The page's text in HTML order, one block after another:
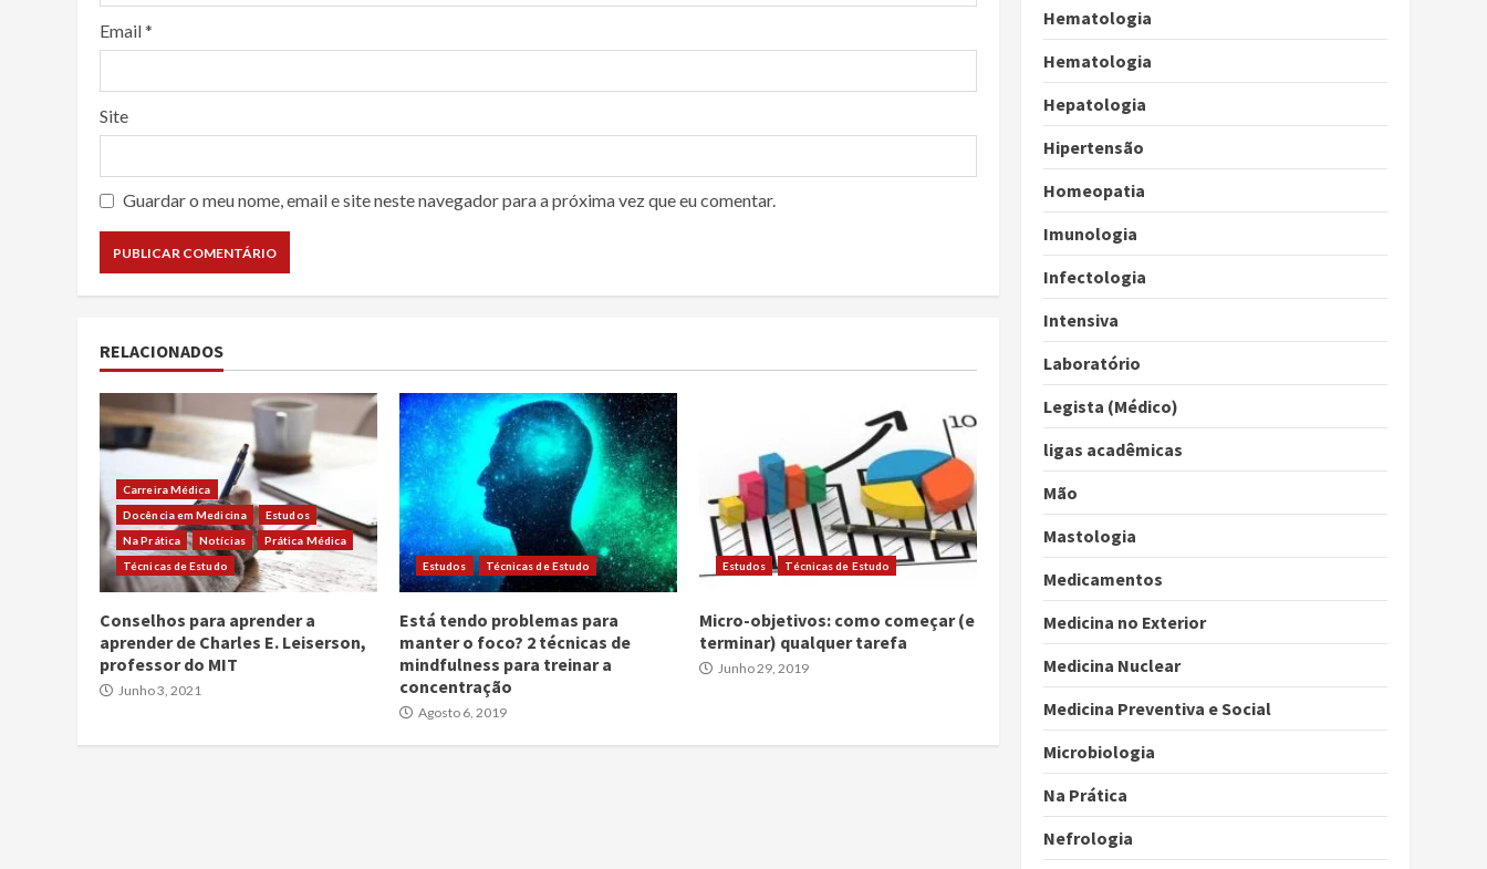
Email*
Site
Guardar o meu nome, email e site neste navegador para a próxima vez que eu comentar.
RELACIONADOS
Carreira Médica
Docência em Medicina
Estudos
Na Prática
Notícias
Prática Médica
Técnicas de Estudo
Conselhos para aprender a
aprender de Charles E. Leiserson,
professor do MIT
Junho 3, 2021
Estudos Técnicas de Estudo
Está tendo problemas para
manter o foco? 2 técnicas de
mindfulness para treinar a
concentração
Agosto 6, 2019
Estudos Técnicas de Estudo
Micro-objetivos: como começar (e
terminar) qualquer tarefa
Junho 29, 2019
Hematologia
Hematologia
Hepatologia
Hipertensão
Homeopatia
Imunologia
Infectologia
Intensiva
Laboratório
Legista (Médico)
ligas acadêmicas
Mão
Mastologia
Medicamentos
Medicina no Exterior
Medicina Nuclear
Medicina Preventiva e Social
Microbiologia
Na Prática
Nefrologia